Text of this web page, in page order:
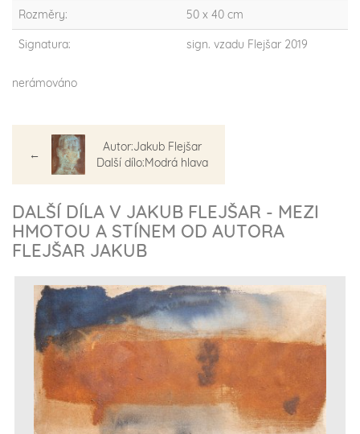
Rozměry: 50 x 40 cm
Signatura: sign. vzadu Flejšar 2019
nerámováno
←
Autor:Jakub Flejšar
Další dílo:Modrá hlava
DALŠÍ DÍLA V JAKUB FLEJŠAR - MEZI
HMOTOU A STÍNEM OD AUTORA
FLEJŠAR JAKUB